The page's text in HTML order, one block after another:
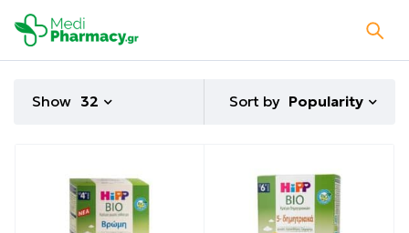
Sort by Popularity
Show 32